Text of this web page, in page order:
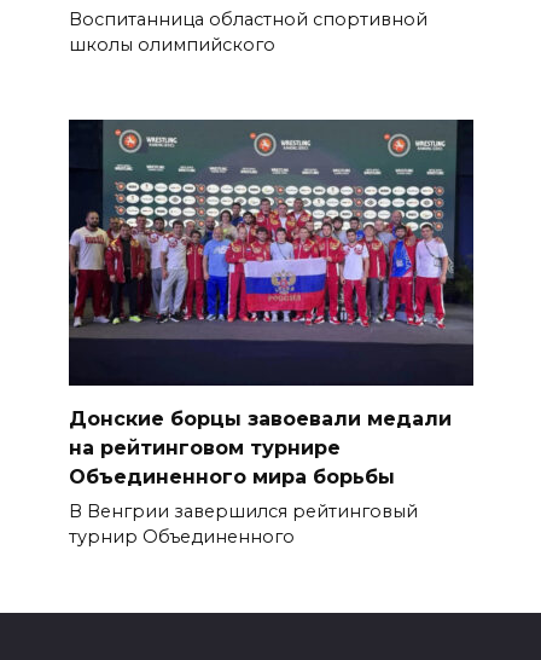
Воспитанница областной спортивной
школы олимпийского
Донские борцы завоевали медали
на рейтинговом турнире
Объединенного мира борьбы
В Венгрии завершился рейтинговый
турнир Объединенного